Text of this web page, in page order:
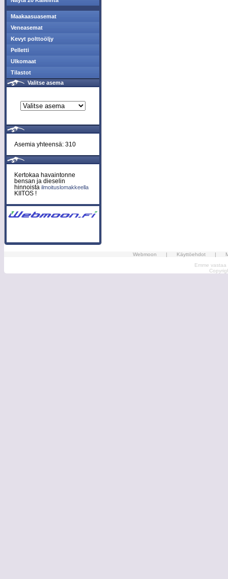
Maakaasuasemat
Veneasemat
Kevyt polttoöljy
Pelletti
Ulkomaat
Tilastot
Valitse asema
Asemia yhteensä: 310
Kertokaa havaintonne
bensan ja dieselin
hinnoista ilmoituslomakkeella
KIITOS !
Webmoon | Käyttöehdot |
Emme